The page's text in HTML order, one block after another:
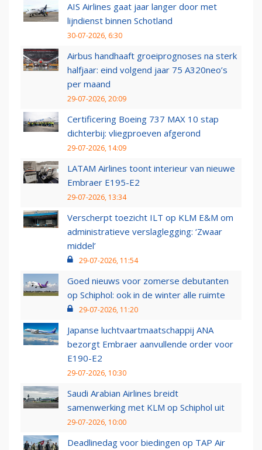
AIS Airlines gaat jaar langer door met
lijndienst binnen Schotland
30-07-2026, 6:30
Airbus handhaaft groeiprognoses na sterk
halfjaar: eind volgend jaar 75 A320neo’s
per maand
29-07-2026, 20:09
Certificering Boeing 737 MAX 10 stap
dichterbij: vliegproeven afgerond
29-07-2026, 14:09
LATAM Airlines toont interieur van nieuwe
Embraer E195-E2
29-07-2026, 13:34
Verscherpt toezicht ILT op KLM E&M om
administratieve verslaglegging: ‘Zwaar
middel’
29-07-2026, 11:54
Goed nieuws voor zomerse debutanten
op Schiphol: ook in de winter alle ruimte
29-07-2026, 11:20
Japanse luchtvaartmaatschappij ANA
bezorgt Embraer aanvullende order voor
E190-E2
29-07-2026, 10:30
Saudi Arabian Airlines breidt
samenwerking met KLM op Schiphol uit
29-07-2026, 10:00
Deadlinedag voor biedingen op TAP Air